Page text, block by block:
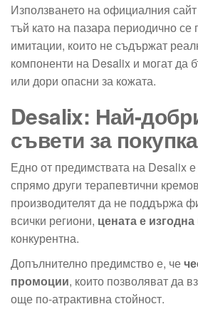
Използването на официалния
тъй като на пазара периодично се
имитации, които не съдържат
компоненти на Desalix и могат да
или дори опасни за кожата.
Desalix: Най-
съвети за покупка
Едно от предимствата на Desalix
спрямо други терапевтични
производителят да не поддържа
всички региони, цената е изгодна
конкурентна.
Допълнително предимство е, че
промоции, които позволяват да
още по-атрактивна стойност.